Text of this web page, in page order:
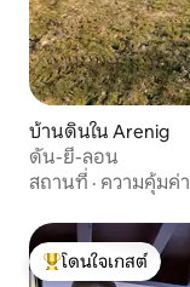
บ้านดินใน Arenig
ดัน-ยี-ลอน
สถานที่ · ความคุ้มค่า
โดนใจเกสต์ที่สุด
โดนใจเกสต์